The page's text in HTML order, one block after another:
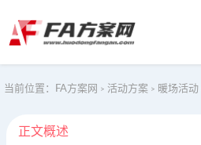
当前位置： FA方案网 > 活动方案 > 暖场活动
正文概述